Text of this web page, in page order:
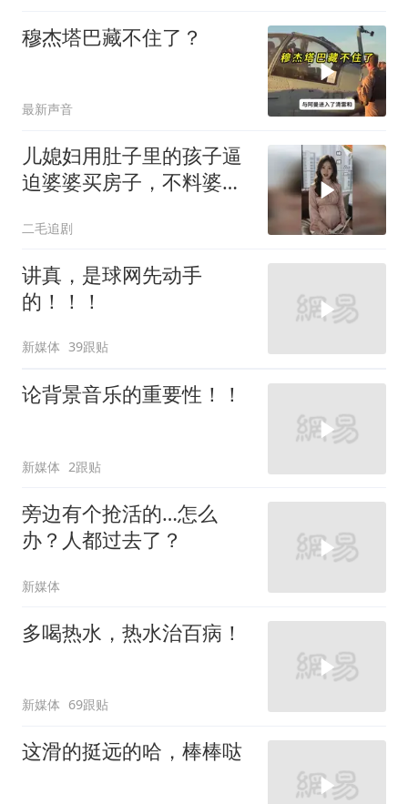
穆杰塔巴藏不住了？
最新声音
儿媳妇用肚子里的孩子逼
迫婆婆买房子，不料婆婆
二毛追剧
讲真，是球网先动手
的！！！
新媒体 39跟贴
论背景音乐的重要性！！
新媒体 2跟贴
旁边有个抢活的…怎么
办？人都过去了？
新媒体
多喝热水，热水治百病！
新媒体 69跟贴
这滑的挺远的哈，棒棒哒